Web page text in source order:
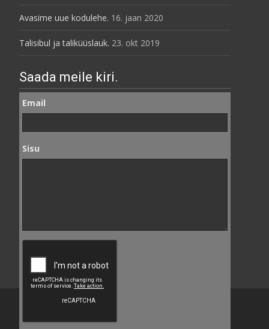
Avasime uue kodulehe. 16. jaan 2020
Talisibul ja taliküüslauk. 23. okt 2019
Saada meile kiri.
Email
Sisu
Powered by WordPress, Theme